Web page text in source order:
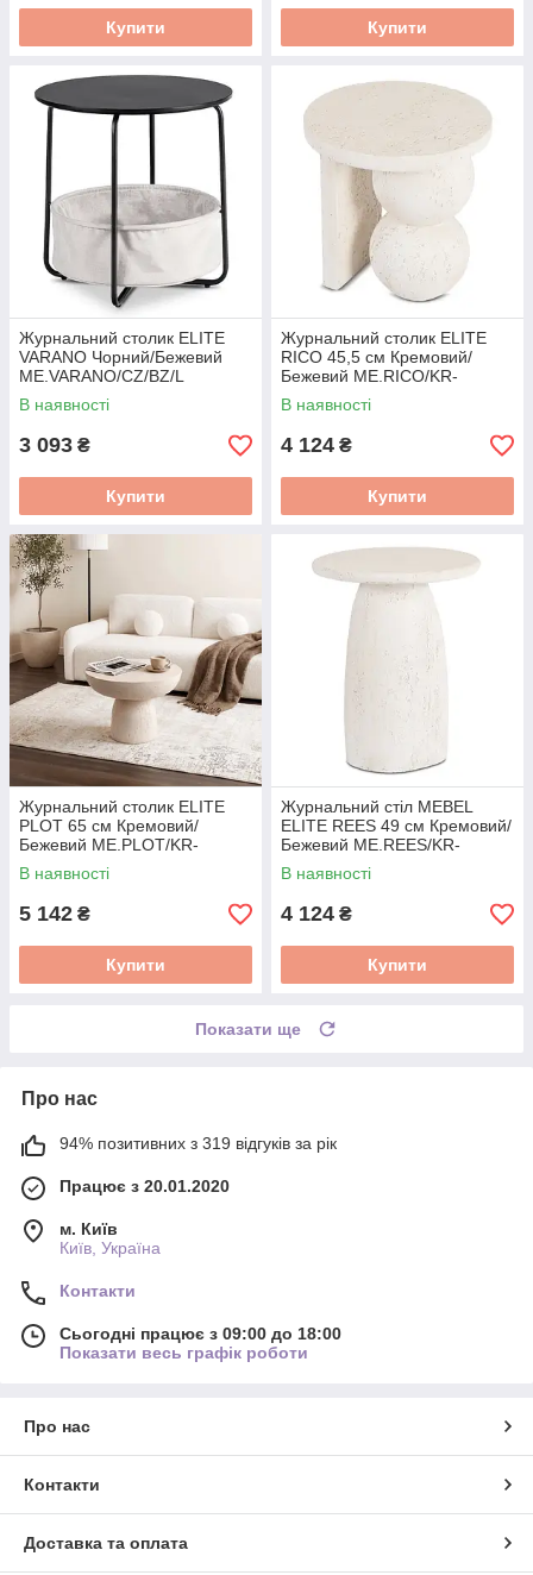
Купити Купити
Журнальний столик ELITE
VARANO Чорний/Бежевий
ME.VARANO/CZ/BZ/L
В наявності
3 093 ₴
Купити
Журнальний столик ELITE
RICO 45,5 см Кремовий/
Бежевий ME.RICO/KR-
BZ/MGO/L
В наявності
4 124 ₴
Купити
Журнальний столик ELITE
PLOT 65 см Кремовий/
Бежевий ME.PLOT/KR-
BZ/MGO/L
В наявності
5 142 ₴
Купити
Журнальний стіл MEBEL
ELITE REES 49 см Кремовий/
Бежевий ME.REES/KR-
BZ/MGO/L
В наявності
4 124 ₴
Купити
Показати ще
Про нас
94% позитивних з 319 відгуків за рік
Працює з 20.01.2020
м. Київ
Київ, Україна
Контакти
Сьогодні працює з 09:00 до 18:00
Показати весь графік роботи
Про нас
Контакти
Доставка та оплата